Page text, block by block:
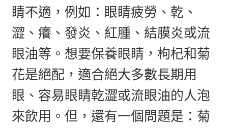
睛不適，例如：眼睛疲勞、乾、
澀、癢、發炎、紅腫、結膜炎或流
眼油等。想要保養眼睛，枸杞和菊
花是絕配，適合絕大多數長期用
眼、容易眼睛乾澀或流眼油的人泡
來飲用。但，還有一個問題是：菊